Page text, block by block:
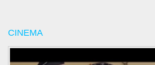
CINEMA